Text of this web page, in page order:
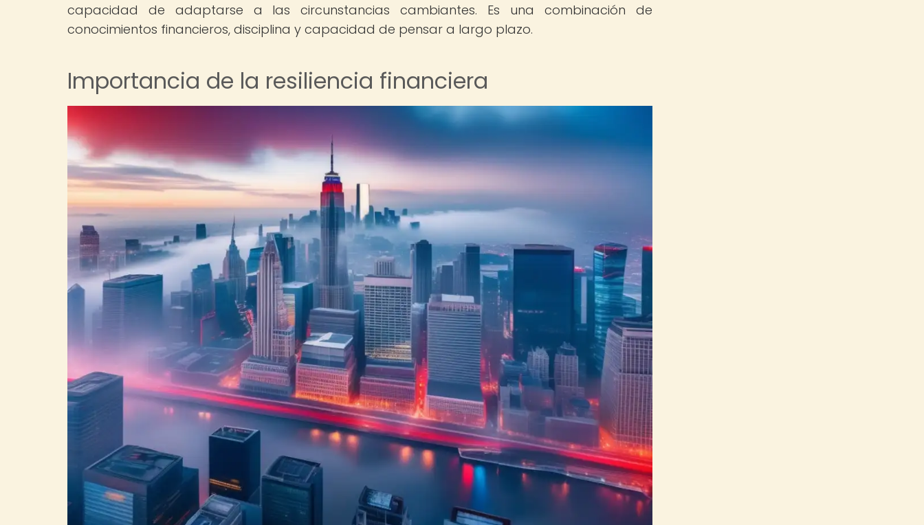
capacidad de adaptarse a las circunstancias cambiantes. Es una combinación de
conocimientos financieros, disciplina y capacidad de pensar a largo plazo.
Importancia de la resiliencia financiera